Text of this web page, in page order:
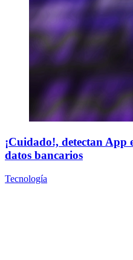
¡Cuidado!, detectan
datos bancarios
Tecnología